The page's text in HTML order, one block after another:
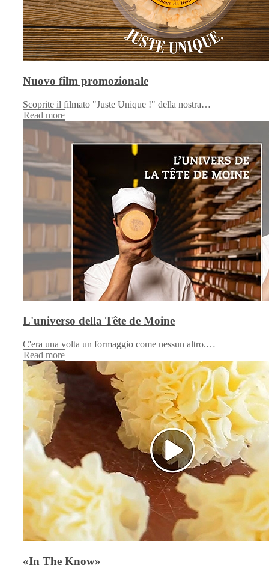
Nuovo film promozionale
Scoprite il filmato "Juste Unique !" della nostra…
Read more
L'universo della Tête de Moine
C'era una volta un formaggio come nessun altro.…
Read more
«In The Know»